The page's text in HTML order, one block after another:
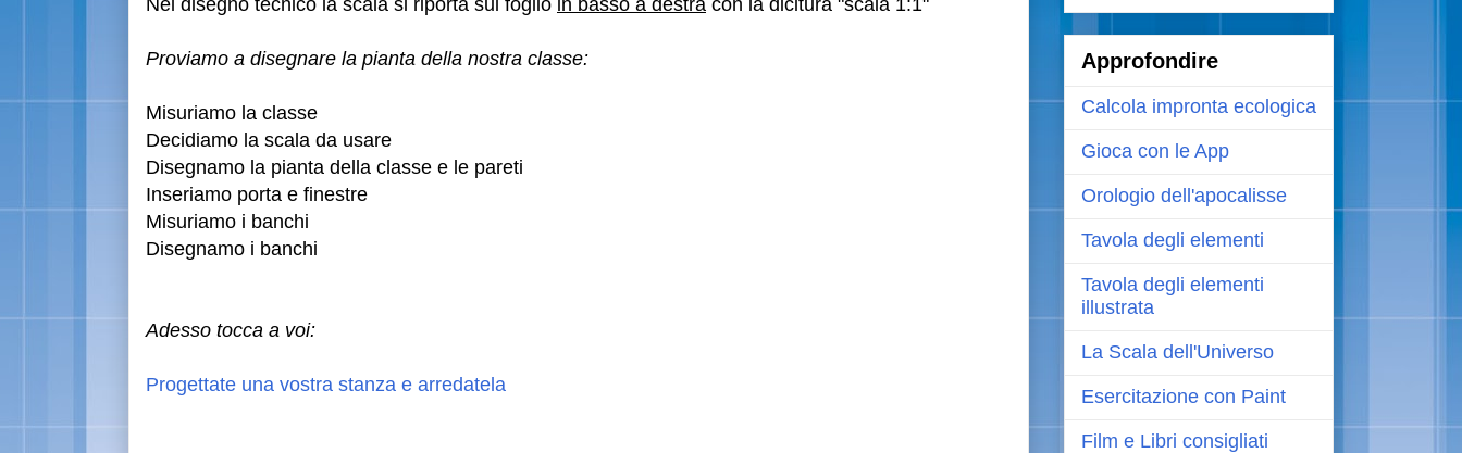
Nel disegno tecnico la scala si riporta sul foglio in basso a destra con la dicitura "scala 1:1"
Proviamo a disegnare la pianta della nostra classe:
Misuriamo la classe
Decidiamo la scala da usare
Disegnamo la pianta della classe e le pareti
Inseriamo porta e finestre
Misuriamo i banchi
Disegnamo i banchi
Adesso tocca a voi:
Progettate una vostra stanza e arredatela
Approfondire
Calcola impronta ecologica
Gioca con le App
Orologio dell'apocalisse
Tavola degli elementi
Tavola degli elementi
illustrata
La Scala dell'Universo
Esercitazione con Paint
Film e Libri consigliati